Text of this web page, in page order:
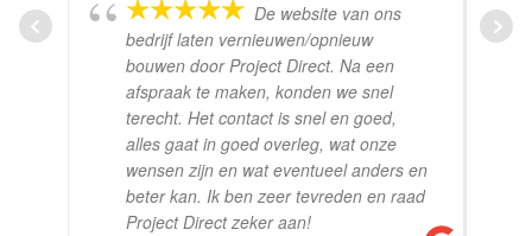
De website van ons
bedrijf laten vernieuwen/opnieuw
bouwen door Project Direct. Na een
afspraak te maken, konden we snel
terecht. Het contact is snel en goed,
alles gaat in goed overleg, wat onze
wensen zijn en wat eventueel anders en
beter kan. Ik ben zeer tevreden en raad
Project Direct zeker aan!